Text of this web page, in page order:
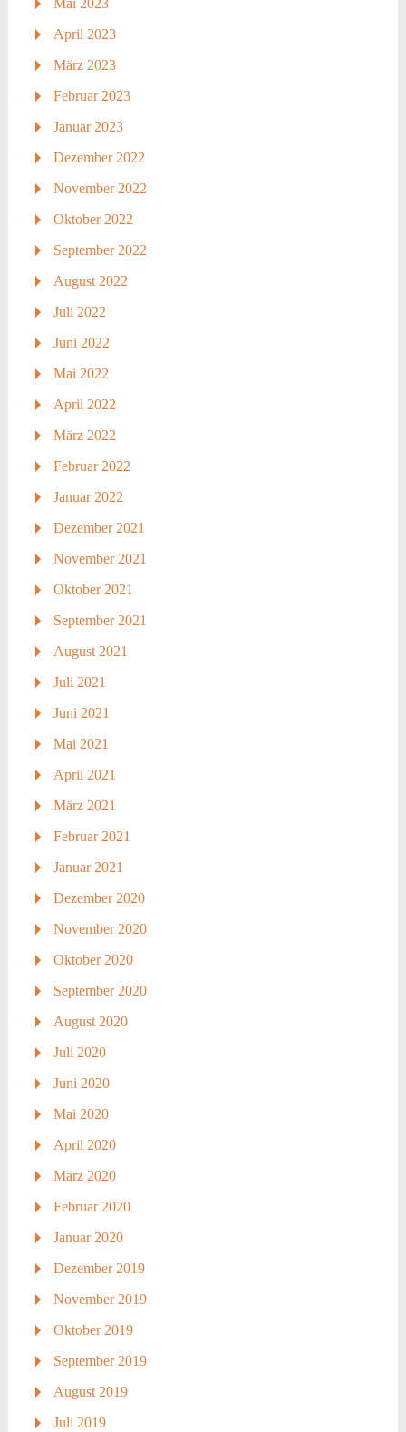
Mai 2023
April 2023
März 2023
Februar 2023
Januar 2023
Dezember 2022
November 2022
Oktober 2022
September 2022
August 2022
Juli 2022
Juni 2022
Mai 2022
April 2022
März 2022
Februar 2022
Januar 2022
Dezember 2021
November 2021
Oktober 2021
September 2021
August 2021
Juli 2021
Juni 2021
Mai 2021
April 2021
März 2021
Februar 2021
Januar 2021
Dezember 2020
November 2020
Oktober 2020
September 2020
August 2020
Juli 2020
Juni 2020
Mai 2020
April 2020
März 2020
Februar 2020
Januar 2020
Dezember 2019
November 2019
Oktober 2019
September 2019
August 2019
Juli 2019